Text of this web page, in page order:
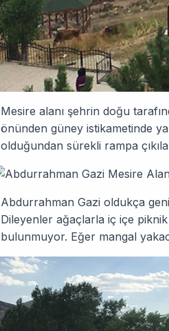
Mesire alanı şehrin doğu
önünden güney istikametinde
olduğundan sürekli rampa
Abdurrahman Gazi oldukça
Dileyenler ağaçlarla iç içe
bulunmuyor. Eğer mangal